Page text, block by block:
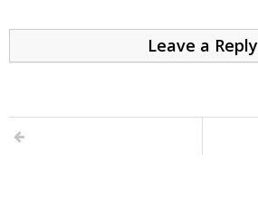
Leave a Reply